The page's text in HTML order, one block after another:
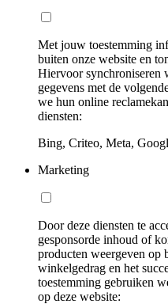
Met jouw toestemming
buiten onze website en
Hiervoor synchroniseren
gegevens met de
we hun online
diensten:
Bing, Criteo, Meta,
Marketing
Door deze diensten te
gesponsorde inhoud of
producten weergeven op
winkelgedrag en het
toestemming gebruiken
op deze website: